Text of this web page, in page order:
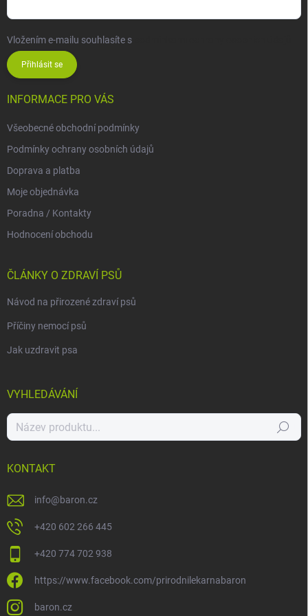
Vložením e-mailu souhlasíte s
Přihlásit se
INFORMACE PRO VÁS
Všeobecné obchodní podmínky
Podmínky ochrany osobních údajů
Doprava a platba
Moje objednávka
Poradna / Kontakty
Hodnocení obchodu
ČLÁNKY O ZDRAVÍ PSŮ
Návod na přirozené zdraví psů
Příčiny nemocí psů
Jak uzdravit psa
VYHLEDÁVÁNÍ
Hledat
KONTAKT
info@baron.cz
+420 602 266 445
+420 774 702 938
https://www.facebook.com/prirodnilekarnabaron
baron.cz